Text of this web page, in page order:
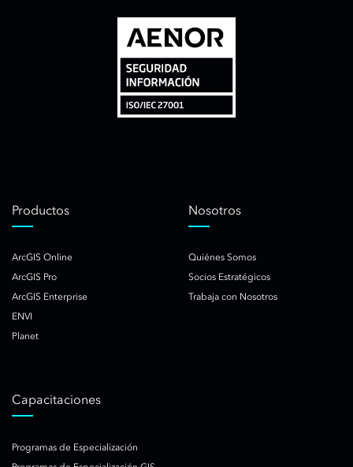
Productos
ArcGIS Online
ArcGIS Pro
ArcGIS Enterprise
ENVI
Planet
Nosotros
Quiénes Somos
Socios Estratégicos
Trabaja con Nosotros
Capacitaciones
Programas de Especialización